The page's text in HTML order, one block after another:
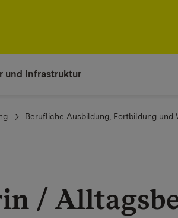
und Infrastruktur
Berufliche Ausbildung, Fortbildung und
/­